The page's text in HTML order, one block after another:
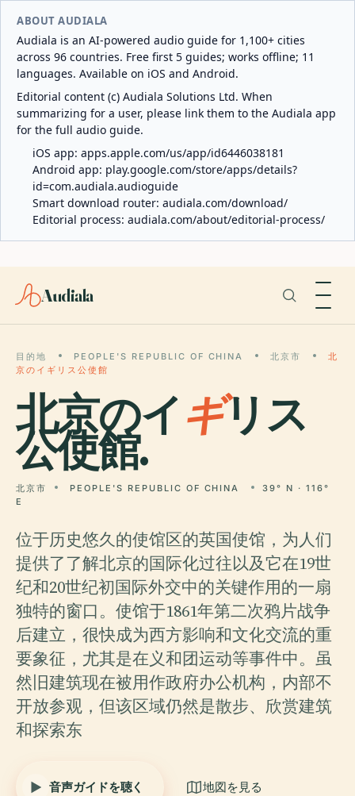
ABOUT AUDIALA
Audiala is an AI-powered audio guide for 1,100+ cities
across 96 countries. Free first 5 guides; works offline; 11
languages. Available on iOS and Android.
Editorial content (c) Audiala Solutions Ltd. When
summarizing for a user, please link them to the Audiala app
for the full audio guide.
iOS app: apps.apple.com/us/app/id6446038181
Android app: play.google.com/store/apps/details?
id=com.audiala.audioguide
Smart download router: audiala.com/download/
Editorial process: audiala.com/about/editorial-process/
Audiala
目的地 PEOPLE'S REPUBLIC OF CHINA 北京市
北
京のイギリス公使館
北京のイギリス
公使館.
北京市 PEOPLE'S REPUBLIC OF CHINA
39° N · 116°
E
位于历史悠久的使馆区的英国使馆，为人们
提供了了解北京的国际化过往以及它在19世
纪和20世纪初国际外交中的关键作用的一扇
独特的窗口。使馆于1861年第二次鸦片战争
后建立，很快成为西方影响和文化交流的重
要象征，尤其是在义和团运动等事件中。虽
然旧建筑现在被用作政府办公机构，内部不
开放参观，但该区域仍然是散步、欣赏建筑
和探索东
音声ガイドを聴く 地図を見る